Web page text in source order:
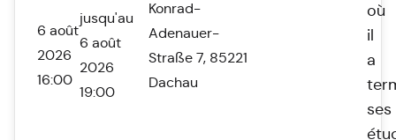
6 août
2026
16:00
jusqu'au
6 août
2026
19:00
Konrad-
Adenauer-
Straße 7, 85221
Dachau
où
il
a
ses